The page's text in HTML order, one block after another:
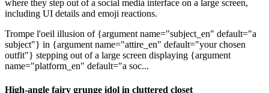
where they step out of a social media interface on a large screen,
including UI details and emoji reactions.
Trompe l'oeil illusion of {argument name="subject_en" default="a
subject"} in {argument name="attire_en" default="your chosen
outfit"} stepping out of a large screen displaying {argument
name="platform_en" default="a soc...
High-angle fairy grunge idol in cluttered closet